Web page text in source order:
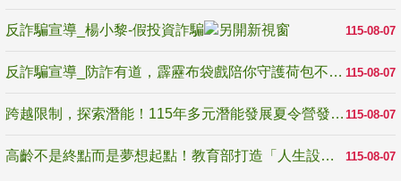
115-08-07
反詐騙宣導_楊小黎-假投資詐騙
115-08-07
反詐騙宣導_防詐有道，霹靂布袋戲陪你守護荷包不受騙
115-08-07
跨越限制，探索潛能！115年多元潛能發展夏令營發掘生命無限可能
115-08-07
高齡不是終點而是夢想起點！教育部打造「人生設計夢工場」 參展第3屆高齡健康產業博覽會